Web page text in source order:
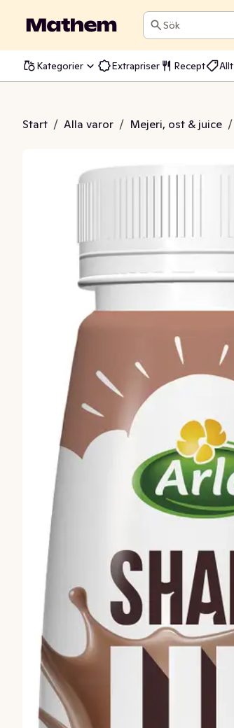
Sök
Kategorier Extrapriser Recept
Start / Alla varor / Mejeri, ost & juice /
Choklad